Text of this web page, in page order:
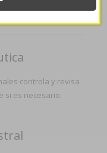
controla y revisa
si es necesario.